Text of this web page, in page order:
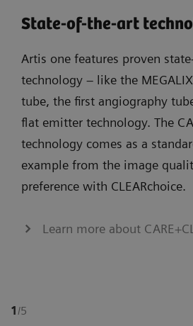
State-of-the-art
Artis one features proven
technology – like the
tube, the first angiography
flat emitter technology. The
technology comes as a
example from the image
preference with CLEARchoice.
Learn more about
1/5